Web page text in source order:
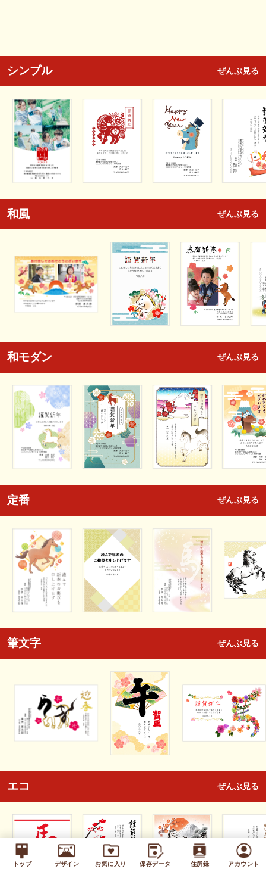
トップ デザイン お気に入り 保存データ 住所録 アカウント
シンプル ぜんぶ見る
和風 ぜんぶ見る
和モダン ぜんぶ見る
定番 ぜんぶ見る
筆文字 ぜんぶ見る
エコ ぜんぶ見る